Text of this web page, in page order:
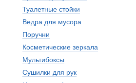
Туалетные стойки
Ведра для мусора
Поручни
Косметические зеркала
Мультибоксы
Сушилки для рук